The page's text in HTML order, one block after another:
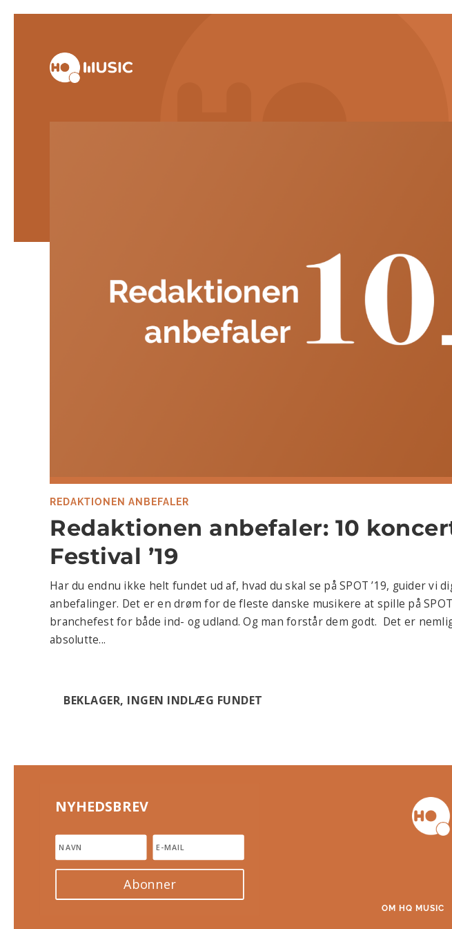
REDAKTIONEN ANBEFALER
Redaktionen anbefaler: 10
Festival ’19
Har du endnu ikke helt fundet ud af, hvad du skal se på SPOT ’19, guider vi
anbefalinger. Det er en drøm for de fleste danske musikere at spille på
branchefest for både ind- og udland. Og man forstår dem godt. Det er
absolutte...
BEKLAGER, INGEN INDLÆG FUNDET
NYHEDSBREV
Abonner
OM HQ MUSIC